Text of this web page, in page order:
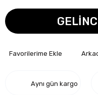
Aynı gün kargo